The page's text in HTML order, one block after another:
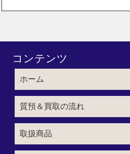
コンテンツ
ホーム
質預＆買取の流れ
取扱商品